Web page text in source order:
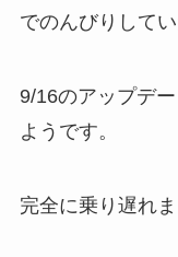
でのんびりして
9/16のアップデ
ようです。
完全に乗り遅れま